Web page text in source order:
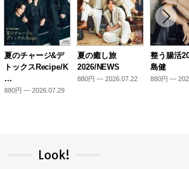
夏のチャージ&デ
トックスRecipe/K
…
880円 — 2026.07.29
夏の癒し旅
2026/NEWS
880円 — 2026.07.22
整う腸活
島健
880円 —
Look!